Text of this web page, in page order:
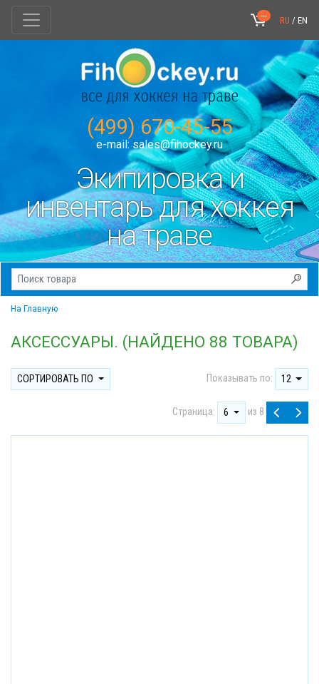
--- RU / EN
(499) 670-45-55
e-mail: sales@fihockey.ru
Экипировка и
инвентарь для хоккея
на траве
На Главную
АКСЕССУАРЫ. (НАЙДЕНО 88 ТОВАРА)
СОРТИРОВАТЬ ПО Показывать по: 12
Страница: 6 из 8